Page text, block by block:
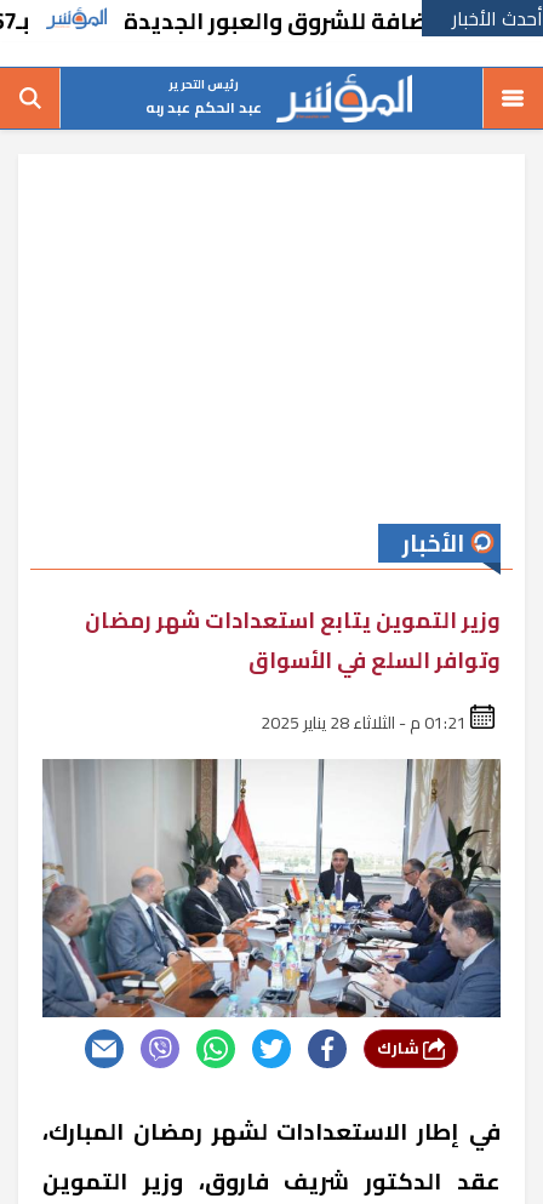
أحدث الأخبار
المضافة للشروق والعبور الجديدة بـ167 مليون جنيه.. “دايس” تطرح أرض للبيع
رئيس التحرير
عبد الحكم عبد ربه
الأخبار
وزير التموين يتابع استعدادات شهر رمضان
وتوافر السلع في الأسواق
في إطار الاستعدادات لشهر رمضان المبارك،
عقد الدكتور شريف فاروق، وزير التموين